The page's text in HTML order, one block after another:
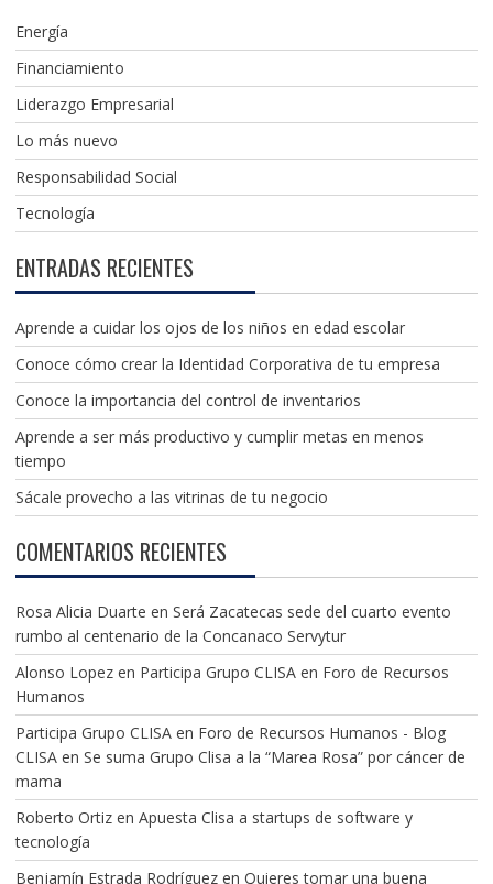
Energía
Financiamiento
Liderazgo Empresarial
Lo más nuevo
Responsabilidad Social
Tecnología
ENTRADAS RECIENTES
Aprende a cuidar los ojos de los niños en edad escolar
Conoce cómo crear la Identidad Corporativa de tu empresa
Conoce la importancia del control de inventarios
Aprende a ser más productivo y cumplir metas en menos
tiempo
Sácale provecho a las vitrinas de tu negocio
COMENTARIOS RECIENTES
Rosa Alicia Duarte en Será Zacatecas sede del cuarto evento
rumbo al centenario de la Concanaco Servytur
Alonso Lopezen Participa Grupo CLISA en Foro de Recursos
Humanos
Participa Grupo CLISA en Foro de Recursos Humanos - Blog
CLISAen Se suma Grupo Clisa a la “Marea Rosa” por cáncer de
mama
Roberto Ortizen Apuesta Clisa a startups de software y
tecnología
Benjamín Estrada Rodríguezen Quieres tomar una buena